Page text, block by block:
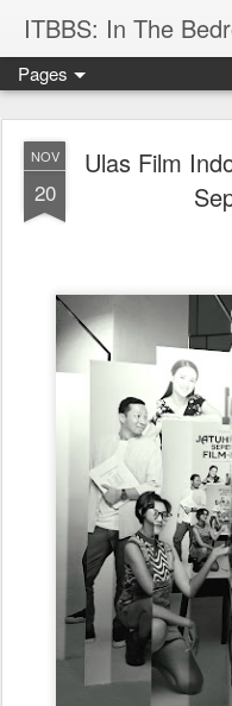
ITBBS: In The
Pages
NOV
20
Ulas Film